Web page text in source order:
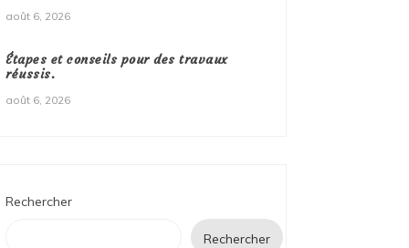
août 6, 2026
Étapes et conseils pour des travaux
réussis.
août 6, 2026
Rechercher
Rechercher